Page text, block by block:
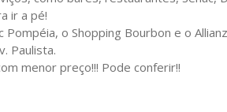
ir a pé!
o Shopping Bourbon e o
Paulista.
menor preço!!! Pode conferir!!